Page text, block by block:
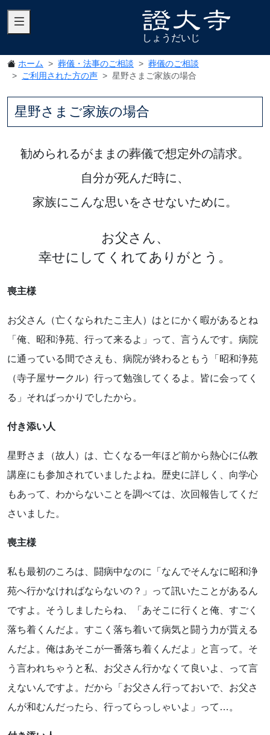
しょうだいじ
ホーム 葬儀・法事のご相談
葬儀のご相談
ご利用された方の声
星野さまご家族の場合
星野さまご家族の場合
勧められるがままの葬儀で想定外の請求。
自分が死んだ時に、
家族にこんな思いをさせないために。
お父さん、
幸せにしてくれてありがとう。
喪主様
お父さん（亡くなられたこ主人）はとにかく暇があるとね
「俺、昭和浄苑、行って来るよ」って、言うんです。病院
に通っている間でさえも、病院が終わるともう「昭和浄苑
（寺子屋サークル）行って勉強してくるよ。皆に会ってく
る」そればっかりでしたから。
付き添い人
星野さま（故人）は、亡くなる一年ほど前から熱心に仏教
講座にも参加されていましたよね。歴史に詳しく、向学心
もあって、わからないことを調べては、次回報告してくだ
さいました。
喪主様
私も最初のころは、闘病中なのに「なんでそんなに昭和浄
苑へ行かなければならないの？」って訊いたことがあるん
ですよ。そうしましたらね、「あそこに行くと俺、すごく
落ち着くんだよ。すこく落ち着いて病気と闘う力が貰える
んだよ。俺はあそこが一番落ち着くんだよ」と言って。そ
う言われちゃうと私、お父さん行かなくて良いよ、って言
えないんですよ。だから「お父さん行っておいで、お父さ
んが和むんだったら、行ってらっしゃいよ」って…。